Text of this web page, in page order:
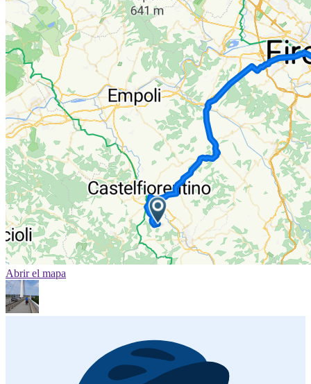
Abrir el mapa